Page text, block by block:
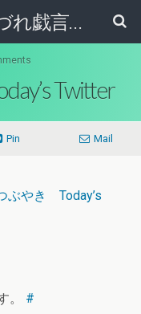
おとうさんのつれづれ戯言記
Twitter
Pin Mail
。 #